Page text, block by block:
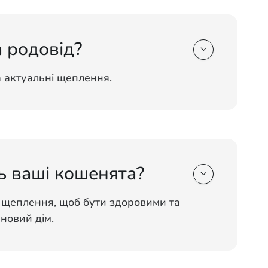

щеплення.
ваші кошенята? 
щеплення, щоб бути здоровими та
дім.